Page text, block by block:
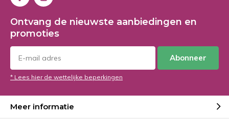
Ontvang de nieuwste aanbiedingen en
promoties
Abonneer
* Lees hier de wettelijke beperkingen
Meer informatie